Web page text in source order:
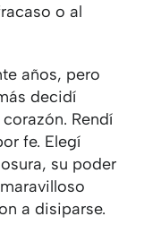
o al
años, pero
decidí
Rendí
fe. Elegí
su poder
a disiparse.